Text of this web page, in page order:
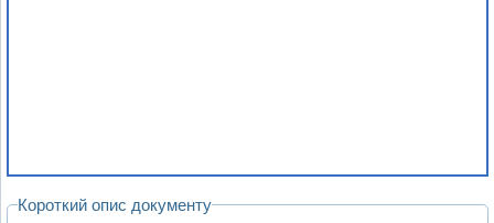
Короткий опис документу